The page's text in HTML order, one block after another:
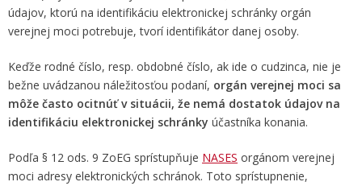
údajov, ktorú na identifikáciu elektronickej schránky orgán
verejnej moci potrebuje, tvorí identifikátor danej osoby.
Keďže rodné číslo, resp. obdobné číslo, ak ide o cudzinca, nie je
bežne uvádzanou náležitosťou podaní, orgán verejnej moci sa
môže často ocitnúť v situácii, že nemá dostatok údajov na
identifikáciu elektronickej schránky účastníka konania.
Podľa § 12 ods. 9 ZoEG sprístupňuje NASES orgánom verejnej
moci adresy elektronických schránok. Toto sprístupnenie,